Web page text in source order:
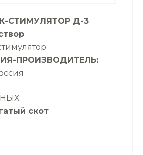
СТИМУЛЯТОР Д-3
ПРОИЗВОДИТЕЛЬ:
скот